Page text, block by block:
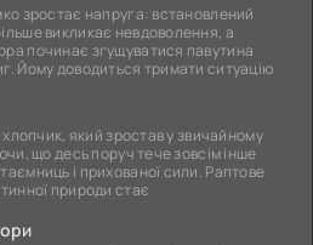
зростає напруга: встановлений
викликає невдоволення, а
починає згущуватися павутина
Йому доводиться тримати ситуацію
хлопчик, який зростав у звичайному
що десь поруч тече зовсім інше
і прихованої сили. Раптове
природи стає